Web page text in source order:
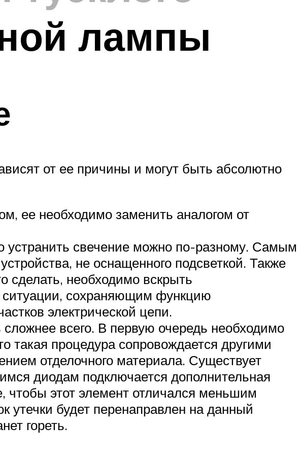
лампы
от ее причины и могут быть абсолютно
ее необходимо заменить аналогом от
устранить свечение можно по-разному. Самым
не оснащенного подсветкой. Также
сделать, необходимо вскрыть
сохраняющим функцию
электрической цепи.
всего. В первую очередь необходимо
такая процедура сопровождается другими
отделочного материала. Существует
диодам подключается дополнительная
чтобы этот элемент отличался меньшим
утечки будет перенаправлен на данный
гореть.